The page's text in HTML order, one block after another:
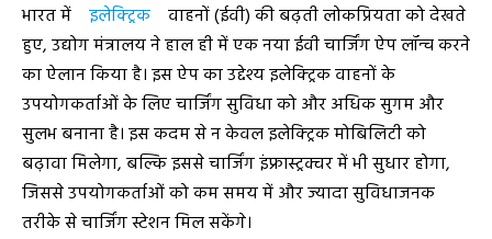
भारत में इलेक्ट्रिक
वाहनों (ईवी) की बढ़ती लोकप्रियता को देखते
हुए, उद्योग मंत्रालय ने हाल ही में एक नया ईवी चार्जिंग ऐप लॉन्च करने
का ऐलान किया है। इस ऐप का उद्देश्य इलेक्ट्रिक वाहनों के
उपयोगकर्ताओं के लिए चार्जिंग सुविधा को और अधिक सुगम और
सुलभ बनाना है। इस कदम से न केवल इलेक्ट्रिक मोबिलिटी को
बढ़ावा मिलेगा, बल्कि इससे चार्जिंग इंफ्रास्ट्रक्चर में भी सुधार होगा,
जिससे उपयोगकर्ताओं को कम समय में और ज्यादा सुविधाजनक
तरीके से चार्जिंग स्टेशन मिल सकेंगे।